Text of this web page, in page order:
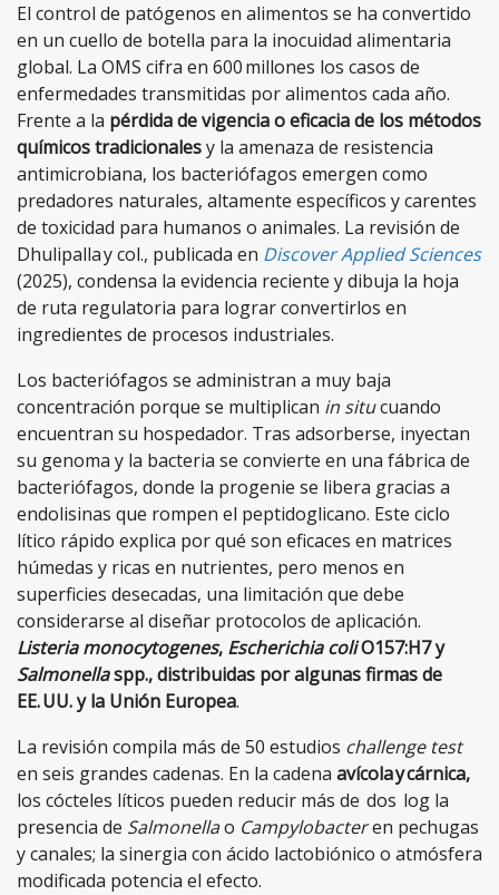
El control de patógenos en alimentos se ha convertido
en un cuello de botella para la inocuidad alimentaria
global. La OMS cifra en 600 millones los casos de
enfermedades transmitidas por alimentos cada año.
Frente a la pérdida de vigencia o eficacia de los métodos
químicos tradicionalesy la amenaza de resistencia
antimicrobiana, los bacteriófagos emergen como
predadores naturales, altamente específicos y carentes
de toxicidad para humanos o animales. La revisión de
Dhulipalla y col., publicada en Discover Applied Sciences
(2025), condensa la evidencia reciente y dibuja la hoja
de ruta regulatoria para lograr convertirlos en
ingredientes de procesos industriales.
Los bacteriófagos se administran a muy baja
concentración porque se multiplican in situcuando
encuentran su hospedador. Tras adsorberse, inyectan
su genoma y la bacteria se convierte en una fábrica de
bacteriófagos, donde la progenie se libera gracias a
endolisinas que rompen el peptidoglicano. Este ciclo
lítico rápido explica por qué son eficaces en matrices
húmedas y ricas en nutrientes, pero menos en
superficies desecadas, una limitación que debe
considerarse al diseñar protocolos de aplicación.
Listeria monocytogenes, Escherichia coliO157:H7 y
Salmonellaspp., distribuidas por algunas firmas de
EE. UU. y la Unión Europea.
La revisión compila más de 50 estudios challenge test
en seis grandes cadenas. En la cadena avícola y cárnica,
los cócteles líticos pueden reducir más de dos log la
presencia de Salmonellao Campylobacteren pechugas
y canales; la sinergia con ácido lactobiónico o atmósfera
modificada potencia el efecto.